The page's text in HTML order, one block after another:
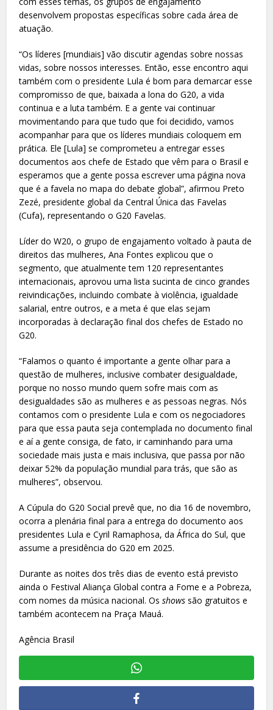
desenvolvem propostas específicas sobre cada área de
atuação.
“Os líderes [mundiais] vão discutir agendas sobre nossas
vidas, sobre nossos interesses. Então, esse encontro aqui
também com o presidente Lula é bom para demarcar esse
compromisso de que, baixada a lona do G20, a vida
continua e a luta também. E a gente vai continuar
movimentando para que tudo que foi decidido, vamos
acompanhar para que os líderes mundiais coloquem em
prática. Ele [Lula] se comprometeu a entregar esses
documentos aos chefe de Estado que vêm para o Brasil e
esperamos que a gente possa escrever uma página nova
que é a favela no mapa do debate global”, afirmou Preto
Zezé, presidente global da Central Única das Favelas
(Cufa), representando o G20 Favelas.
Líder do W20, o grupo de engajamento voltado à pauta de
direitos das mulheres, Ana Fontes explicou que o
segmento, que atualmente tem 120 representantes
internacionais, aprovou uma lista sucinta de cinco grandes
reivindicações, incluindo combate à violência, igualdade
salarial, entre outros, e a meta é que elas sejam
incorporadas à declaração final dos chefes de Estado no
G20.
“Falamos o quanto é importante a gente olhar para a
questão de mulheres, inclusive combater desigualdade,
porque no nosso mundo quem sofre mais com as
desigualdades são as mulheres e as pessoas negras. Nós
contamos com o presidente Lula e com os negociadores
para que essa pauta seja contemplada no documento final
e aí a gente consiga, de fato, ir caminhando para uma
sociedade mais justa e mais inclusiva, que passa por não
deixar 52% da população mundial para trás, que são as
mulheres”, observou.
A Cúpula do G20 Social prevê que, no dia 16 de novembro,
ocorra a plenária final para a entrega do documento aos
presidentes Lula e Cyril Ramaphosa, da África do Sul, que
assume a presidência do G20 em 2025.
Durante as noites dos três dias de evento está previsto
ainda o Festival Aliança Global contra a Fome e a Pobreza,
com nomes da música nacional. Osshows são gratuitos e
também acontecem na Praça Mauá.
Agência Brasil